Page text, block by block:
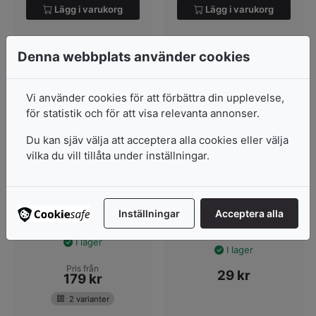
Lägg i varukorg Lägg i varukorg
PH-neutralt
akvarellpapper på ark.A4-
format. 180 gr.100-pack...
I lager
Pris från
179 kr
2 varianter
Classic
56 x 76, 300g
I lager
29 kr
Denna webbplats använder cookies
Vi använder cookies för att förbättra din upplevelse,
för statistik och för att visa relevanta annonser.
Du kan sjäv välja att acceptera alla cookies eller välja
vilka du vill tillåta under inställningar.
Inställningar Acceptera alla